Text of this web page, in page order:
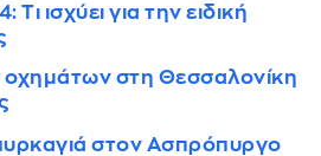
ισχύει για την ειδική
στη Θεσσαλονίκη
στον Ασπρόπυργο